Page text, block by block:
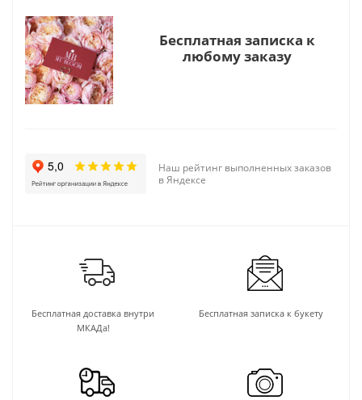
Бесплатная записка к
любому заказу
Наш рейтинг выполненных заказов
в Яндексе
Бесплатная доставка внутри
МКАДа!
Бесплатная записка к букету